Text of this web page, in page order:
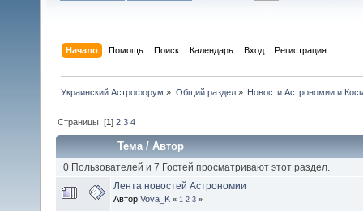
Начало Помощь Поиск Календарь Вход Регистрация
Украинский Астрофорум » Общий раздел» Новости Астрономии и
Страницы: [1]2 3 4
Тема/Автор
0 Пользователей и 7 Гостей просматривают этот раздел.
Лента новостей Астрономии
Автор Vova_K « 1 2 3 »